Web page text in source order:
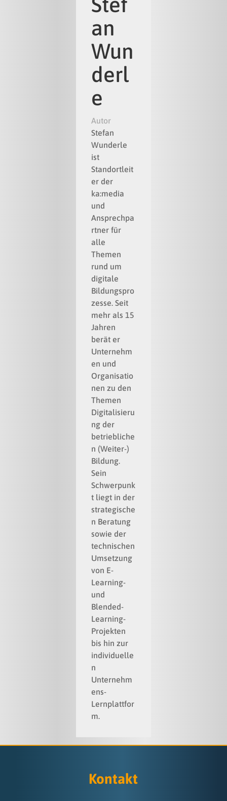
an
Wun
derl
e
Autor
Stefan
Wunderle
ist
Standortleit
er der
ka:media
und
Ansprechpa
rtner für
alle
Themen
rund um
digitale
Bildungspro
zesse. Seit
mehr als 15
Jahren
berät er
Unternehm
en und
Organisatio
nen zu den
Themen
Digitalisieru
ng der
betriebliche
n (Weiter-)
Bildung.
Sein
Schwerpunk
t liegt in der
strategische
n Beratung
sowie der
technischen
Umsetzung
von E-
Learning-
und
Blended-
Learning-
Projekten
bis hin zur
individuelle
n
Unternehm
ens-
Lernplattfor
m.
Kontakt